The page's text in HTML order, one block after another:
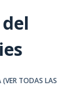
(VER TODAS LAS